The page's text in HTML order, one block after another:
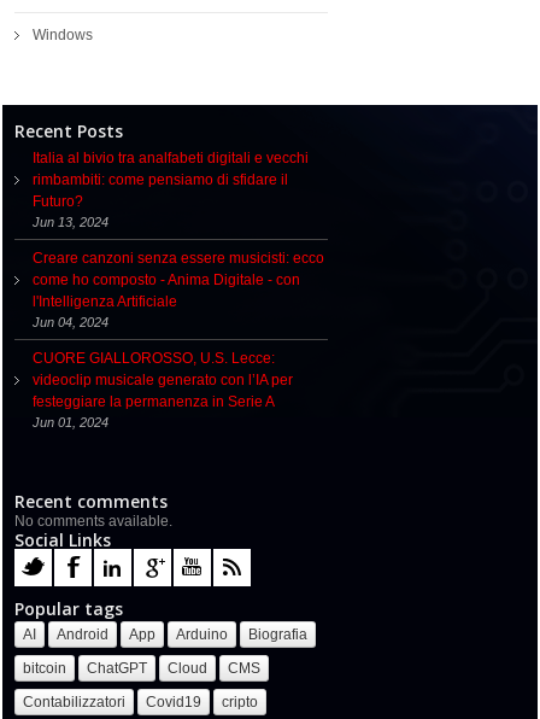
Windows
Recent Posts
Italia al bivio tra analfabeti digitali e vecchi
rimbambiti: come pensiamo di sfidare il
Futuro?
Jun 13, 2024
Creare canzoni senza essere musicisti: ecco
come ho composto - Anima Digitale - con
l'Intelligenza Artificiale
Jun 04, 2024
CUORE GIALLOROSSO, U.S. Lecce:
videoclip musicale generato con l’IA per
festeggiare la permanenza in Serie A
Jun 01, 2024
Recent comments
No comments available.
Social Links
Popular tags
AI Android App Arduino
Biografia
bitcoin
ChatGPT Cloud
CMS
Contabilizzatori
Covid19 cripto